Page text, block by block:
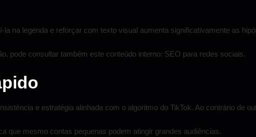
na legenda e reforçar com texto visual aumenta significativamente as
pode consultar também este conteúdo interno: SEO para redes sociais.
e estratégia alinhada com o algoritmo do TikTok. Ao contrário de
que mesmo contas pequenas podem atingir grandes audiências.